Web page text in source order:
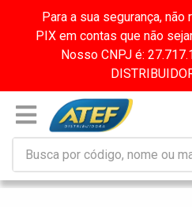
Para a sua segurança,
PIX em contas que não
Nosso CNPJ é: